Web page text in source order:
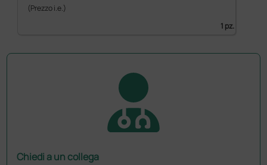
(Prezzo i.e.)
1 pz.
Chiedi a un collega